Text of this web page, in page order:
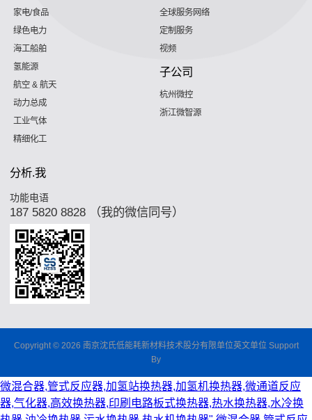
家电/食品
绿色电力
海工船舶
氢能源
航空 & 航天
动力总成
工业气体
精细化工
全球服务网络
定制服务
视频
子公司
杭州微控
浙江微智源
分析.我
功能电语
187 5820 8828 （我的微信同号）
Copyright © 2026 南京沈氏低能耗新材料技术股分有限单位英文单位 Support
By
微混合器,管式反应器,加氢站换热器,加氢机换热器,微通道反应
器,气化器,高效换热器,印刷电路板式换热器,热水换热器,水冷换